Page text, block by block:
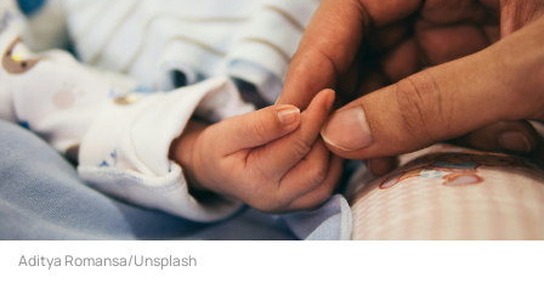
Aditya Romansa/Unsplash